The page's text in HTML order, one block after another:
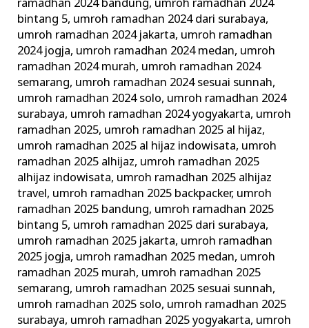
ramadhan 2024 bandung, umroh ramadhan 2024
bintang 5, umroh ramadhan 2024 dari surabaya,
umroh ramadhan 2024 jakarta, umroh ramadhan
2024 jogja, umroh ramadhan 2024 medan, umroh
ramadhan 2024 murah, umroh ramadhan 2024
semarang, umroh ramadhan 2024 sesuai sunnah,
umroh ramadhan 2024 solo, umroh ramadhan 2024
surabaya, umroh ramadhan 2024 yogyakarta, umroh
ramadhan 2025, umroh ramadhan 2025 al hijaz,
umroh ramadhan 2025 al hijaz indowisata, umroh
ramadhan 2025 alhijaz, umroh ramadhan 2025
alhijaz indowisata, umroh ramadhan 2025 alhijaz
travel, umroh ramadhan 2025 backpacker, umroh
ramadhan 2025 bandung, umroh ramadhan 2025
bintang 5, umroh ramadhan 2025 dari surabaya,
umroh ramadhan 2025 jakarta, umroh ramadhan
2025 jogja, umroh ramadhan 2025 medan, umroh
ramadhan 2025 murah, umroh ramadhan 2025
semarang, umroh ramadhan 2025 sesuai sunnah,
umroh ramadhan 2025 solo, umroh ramadhan 2025
surabaya, umroh ramadhan 2025 yogyakarta, umroh